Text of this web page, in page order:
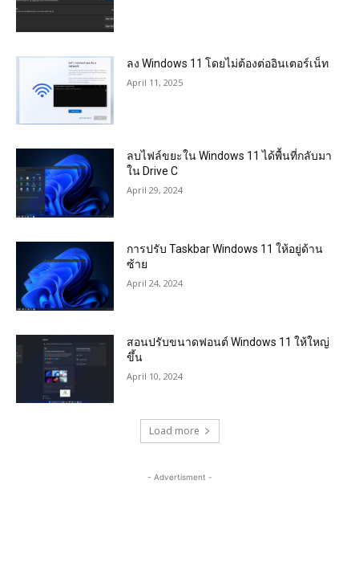
ลง Windows 11 โดยไม่ต้องต่ออินเตอร์เน็ท
April 11, 2025
ลบไฟล์ขยะใน Windows 11 ได้พื้นที่กลับมา
ใน Drive C
April 29, 2024
การปรับ Taskbar Windows 11 ให้อยู่ด้าน
ซ้าย
April 24, 2024
สอนปรับขนาดฟอนต์ Windows 11 ให้ใหญ่
ขึ้น
April 10, 2024
Load more
- Advertisment -